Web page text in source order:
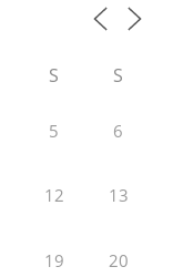
S S
5 6
12 13
19 20